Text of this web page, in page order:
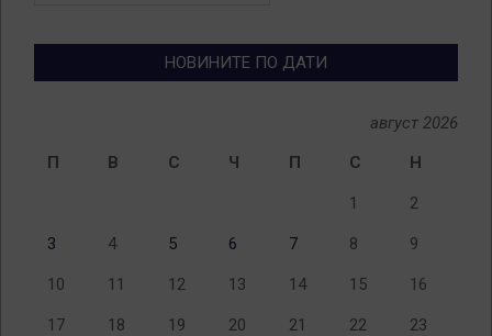
НОВИНИТЕ ПО ДАТИ
август 2026
П
В С Ч П С Н
1 2
3 4 5 6 7 8 9
10 11 12 13 14 15 16
17 18 19 20 21 22 23